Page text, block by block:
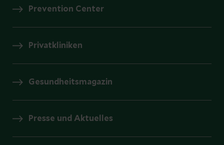
Prevention Center
Privatkliniken
Gesundheitsmagazin
Presse und Aktuelles